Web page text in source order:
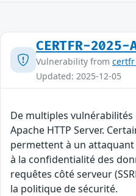
CERTFR-
Vulnerability from
Updated: 2025-12-05
De multiples
Apache HTTP Server.
permettent à un
à la confidentialité des
requêtes côté serveur
la politique de sécurité.